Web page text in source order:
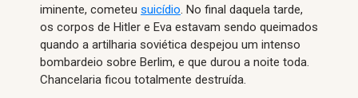
iminente, cometeu suicídio. No final daquela tarde,
os corpos de Hitler e Eva estavam sendo queimados
quando a artilharia soviética despejou um intenso
bombardeio sobre Berlim, e que durou a noite toda.
Chancelaria ficou totalmente destruída.